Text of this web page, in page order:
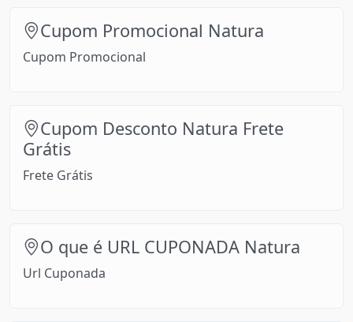
Cupom Promocional Natura
Cupom Promocional
Cupom Desconto Natura Frete
Grátis
Frete Grátis
O que é URL CUPONADA Natura
Url Cuponada